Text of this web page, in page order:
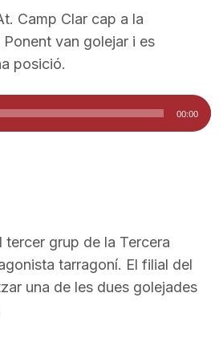
Camp Clar cap a la
van golejar i es
posició.
00:00
tercer grup de la Tercera
tarragoní. El filial del
una de les dues golejades